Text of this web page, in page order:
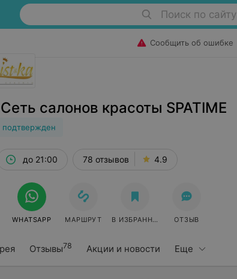
Поиск по сайту
Сообщить об ошибке
салонов красоты SPATIME
подтвержден
Отзывы78 Акции и новости Еще
до 21:00 78 отзывов 4.9
WHATSAPP МАРШРУТ В ИЗБРАННОЕ ОТЗЫВ